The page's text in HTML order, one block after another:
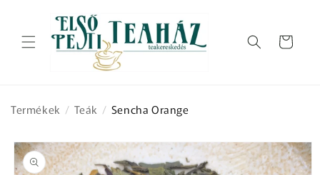
tartalomhoz
Kosár
Termékek / Teák / Sencha Orange
Kihagyás, és
ugrás a
termékadatokra